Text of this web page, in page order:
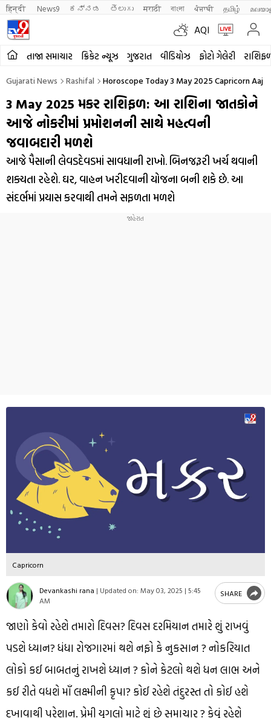
हिन्दी News9 ಕನ್ನಡ తెలుగు मराठी বাংলা ਪੰਜਾਬੀ தமிழ்
AQI
તાજા સમાચાર ક્રિકેટ ન્યૂઝ ગુજરાત વીડિયોઝ ફોટો ગેલેરી
Gujarati News Rashifal Horoscope Today 3 May 2025 Capricorn Aaj
3 May 2025 મકર રાશિફળ: આ રાશિના જાતકોને
આજે નોકરીમાં પ્રમોશનની સાથે મહત્વની
જવાબદારી મળશે
આજે પૈસાની લેવડદેવડમાં સાવધાની રાખો. બિનજરૂરી ખર્ચ થવાની
શક્યતા રહેશે. ઘર, વાહન ખરીદવાની યોજના બની શકે છે. આ
સંદર્ભમાં પ્રયાસ કરવાથી તમને સફળતા મળશે
Capricorn
Devankashi rana | Updated on: May 03, 2025 | 5:45
AM
SHARE
જાણો કેવો રહેશે તમારો દિવસ? દિવસ દરમિયાન તમારે શું રાખવું
પડશે ધ્યાન? ધંધા રોજગારમાં થશે નફો કે નુકસાન ? નોકરિયાત
લોકો કઈ બાબતનું રાખશે ધ્યાન ? કોને કેટલો થશે ધન લાભ અને
કઈ રીતે વધશે માઁ લક્ષ્મીની કૃપા? કોઈ રહેશે તંદુરસ્ત તો કોઈ હશે
દુખાવાથી પરેશાન. પ્રેમી યુગલો માટે શું છે સમાચાર ? કેવું રહેશે